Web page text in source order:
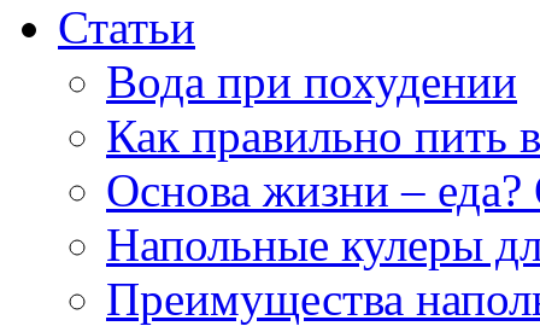
Статьи
Вода при похудении
Как правильно пить
Основа жизни –
Напольные кулеры
Преимущества